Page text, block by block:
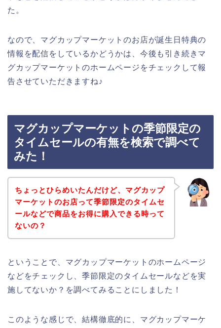
た。
なので、マグカップマーケットのお店が誕生日特典の
情報を配信をしているかどうかは、今後も引き続きマ
グカップマーケットのホームページをチェックして報
告させていただきますね♪
マグカップマーケットの季節限定の
タイムセールの有無を検索で調べて
みた！
ちょっとひらめいたんだけど、マグカップ
マーケットのお店って季節限定のタイムセ
ールなどで商品をお得に購入できる時って
ないの？
ということで、マグカップマーケットのホームページ
などをチェックし、季節限定のタイムセールなどを実
施してないか？を調べてみることにしました！
このような感じで、結構徹底的に、マグカップマーケ